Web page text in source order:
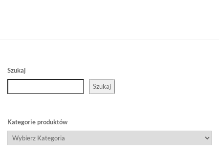
Szukaj
Szukaj
Kategorie produktów